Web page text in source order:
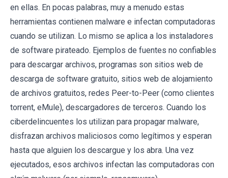
en ellas. En pocas palabras, muy a menudo estas
herramientas contienen malware e infectan computadoras
cuando se utilizan. Lo mismo se aplica a los instaladores
de software pirateado. Ejemplos de fuentes no confiables
para descargar archivos, programas son sitios web de
descarga de software gratuito, sitios web de alojamiento
de archivos gratuitos, redes Peer-to-Peer (como clientes
torrent, eMule), descargadores de terceros. Cuando los
ciberdelincuentes los utilizan para propagar malware,
disfrazan archivos maliciosos como legítimos y esperan
hasta que alguien los descargue y los abra. Una vez
ejecutados, esos archivos infectan las computadoras con